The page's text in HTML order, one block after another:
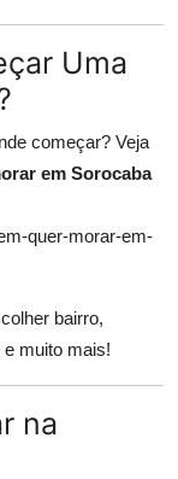
Uma
começar? Veja
em Sorocaba
quer-morar-em-
bairro,
muito mais!
na